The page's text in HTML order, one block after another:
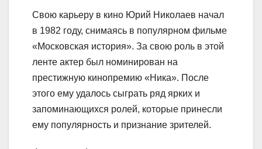
Свою карьеру в кино Юрий Николаев начал
в 1982 году, снимаясь в популярном фильме
«Московская история». За свою роль в этой
ленте актер был номинирован на
престижную кинопремию «Ника». После
этого ему удалось сыграть ряд ярких и
запоминающихся ролей, которые принесли
ему популярность и признание зрителей.